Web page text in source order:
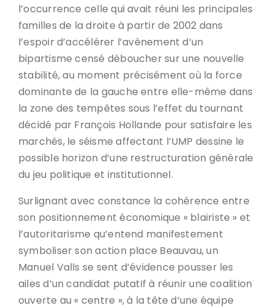
l’occurrence celle qui avait réuni les principales
familles de la droite à partir de 2002 dans
l’espoir d’accélérer l’avènement d’un
bipartisme censé déboucher sur une nouvelle
stabilité, au moment précisément où la force
dominante de la gauche entre elle-même dans
la zone des tempêtes sous l’effet du tournant
décidé par François Hollande pour satisfaire les
marchés, le séisme affectant l’UMP dessine le
possible horizon d’une restructuration générale
du jeu politique et institutionnel.
Surlignant avec constance la cohérence entre
son positionnement économique « blairiste » et
l’autoritarisme qu’entend manifestement
symboliser son action place Beauvau, un
Manuel Valls se sent d’évidence pousser les
ailes d’un candidat putatif à réunir une coalition
ouverte au « centre », à la tête d’une équipe